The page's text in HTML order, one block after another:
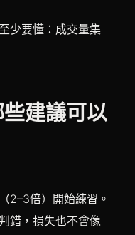
少要懂：成交量集
建議可以
2–3倍）開始練習。
錯，損失也不會像